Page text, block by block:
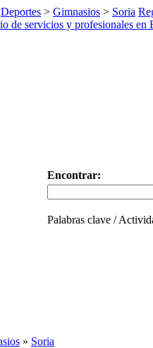
Deportes > Gimnasios > Soria
Encontrar:
Palabras clave /
» Soria